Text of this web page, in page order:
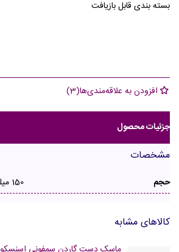
بسته بندی قابل بازیافت
افزودن به علاقه‌مندی‌ها(
3
)
جزئیات محصول
مشخصات
حجم 150 میلی لیتر
کالاهای مشابه